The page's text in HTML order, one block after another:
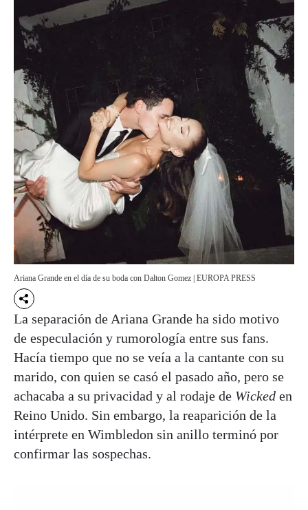
Ariana Grande en el día de su boda con Dalton Gomez | EUROPA PRESS
La separación de Ariana Grande ha sido motivo
de especulación y rumorología entre sus fans.
Hacía tiempo que no se veía a la cantante con su
marido, con quien se casó el pasado año, pero se
achacaba a su privacidad y al rodaje de Wicked en
Reino Unido. Sin embargo, la reaparición de la
intérprete en Wimbledon sin anillo terminó por
confirmar las sospechas.